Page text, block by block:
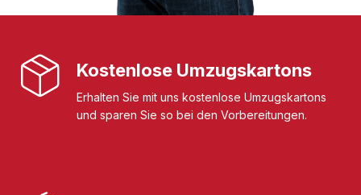
Kostenlose Umzugskartons
Erhalten Sie mit uns kostenlose Umzugskartons
und sparen Sie so bei den Vorbereitungen.